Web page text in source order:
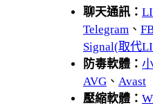
聊天通訊：
Telegram 、
Signal(取代
防毒軟體：
AVG 、 Avast
壓縮軟體：